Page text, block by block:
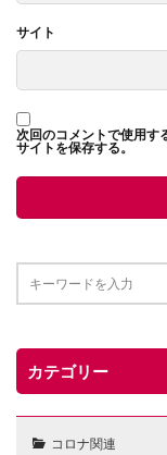
サイト
次回のコメントで使用す
サイトを保存する。
カテゴリー
コロナ関連